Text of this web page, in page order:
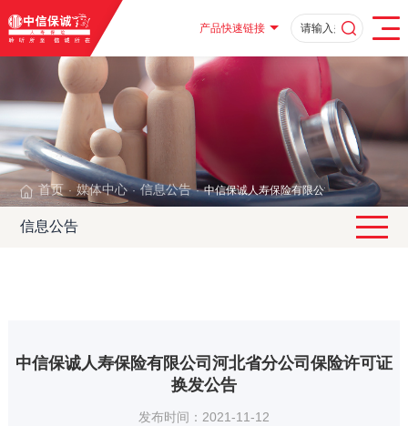
产品快速链接
首页 · 媒体中心 · 信息公告 · 中信保诚人寿保险有限公司河北省分公司
信息公告
中信保诚人寿保险有限公司河北省分公司保险许可证
换发公告
发布时间：2021-11-12